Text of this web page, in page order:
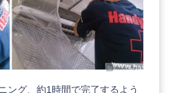
ング、約1時間で完了するよう